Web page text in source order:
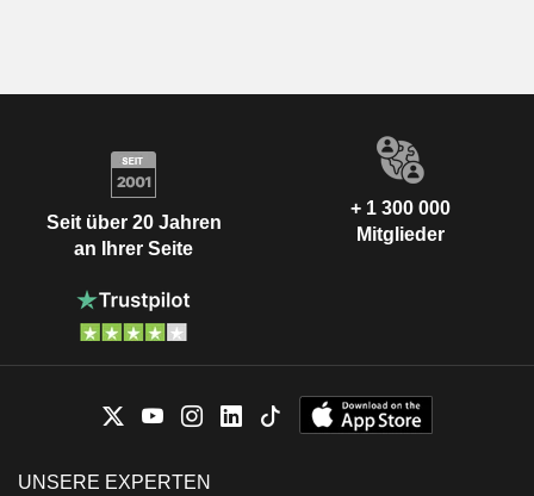
Seit über 20 Jahren
an Ihrer Seite
+ 1 300 000
Mitglieder
UNSERE EXPERTEN